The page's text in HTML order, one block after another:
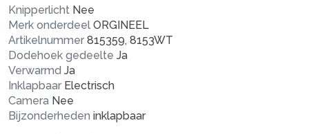
Knipperlicht Nee
Merk onderdeel ORGINEEL
Artikelnummer 815359, 8153WT
Dodehoek gedeelte Ja
Verwarmd Ja
Inklapbaar Electrisch
Camera Nee
Bijzonderheden inklapbaar